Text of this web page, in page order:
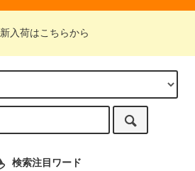
新入荷はこちらから
検索注目ワード